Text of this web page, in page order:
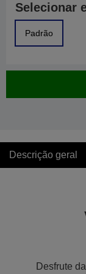
Selecionar
Padrão
Descrição geral
Desfrute